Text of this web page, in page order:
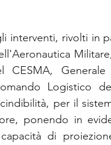
interventi, rivolti in
Logistico
per il
ponendo in
di